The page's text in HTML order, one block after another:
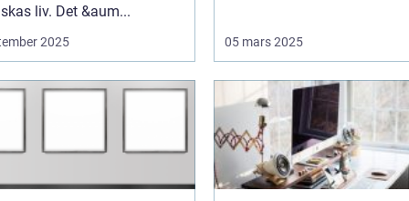
liv. Det &aum...
2025 05 mars 2025